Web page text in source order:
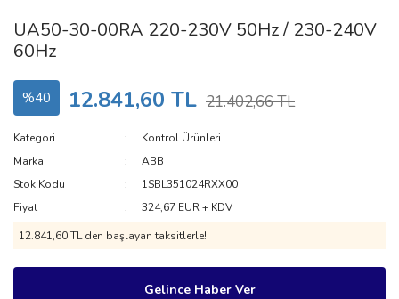
UA50-30-00RA 220-230V 50Hz / 230-240V
60Hz
%40 12.841,60 TL 21.402,66 TL
Kategori
Kontrol Ürünleri
Marka
ABB
Stok Kodu
1SBL351024RXX00
Fiyat
324,67 EUR + KDV
12.841,60 TL den başlayan taksitlerle!
Gelince Haber Ver